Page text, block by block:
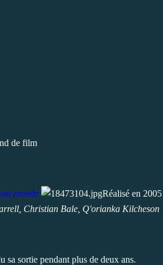
de film
monde
Réalisé en 2005
Christian Bale, Q'orianka Kilcheson
sa sortie pendant plus de deux ans.